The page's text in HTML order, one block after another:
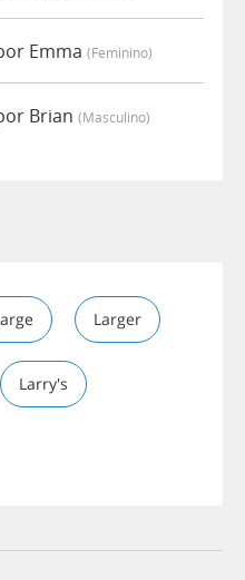
Emma (feminino)
Brian (masculino)
Larger
Larry's